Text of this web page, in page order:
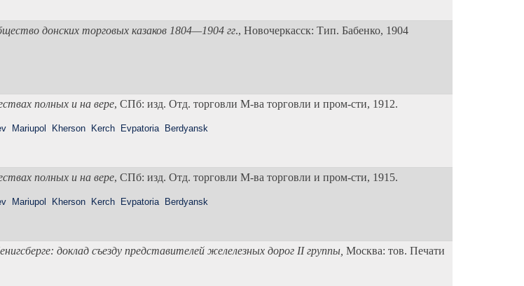
донских торговых казаков 1804—1904 гг., Новочеркасск: Тип. Бабенко, 1904
полных и на вере, СПб: изд. Отд. торговли М-ва торговли и пром-сти, 1912.
Mariupol Kherson Kerch Evpatoria
Berdyansk
полных и на вере, СПб: изд. Отд. торговли М-ва торговли и пром-сти, 1915.
Mariupol Kherson Kerch Evpatoria
Berdyansk
доклад съезду представителей желелезных дорог II группы, Москва: тов. Печати